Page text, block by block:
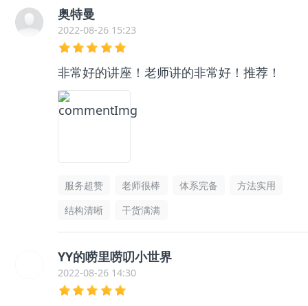
奥特曼
2022-08-26 15:23
非常好的讲座！老师讲的非常好！推荐！
服务超赞 老师很棒 体系完备
方法实用
结构清晰
干货满满
YY的唠里唠叨小世界
2022-08-26 14:30